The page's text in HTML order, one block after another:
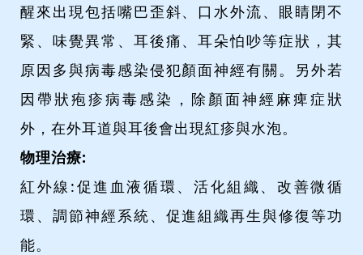
醒來出現包括嘴巴歪斜、口水外流、眼睛閉不
緊、味覺異常、耳後痛、耳朵怕吵等症狀，其
原因多與病毒感染侵犯顏面神經有關。另外若
因帶狀疱疹病毒感染，除顏面神經麻痺症狀
外，在外耳道與耳後會出現紅疹與水泡。
物理治療:
紅外線:促進血液循環、活化組織、改善微循
環、調節神經系統、促進組織再生與修復等功
能。